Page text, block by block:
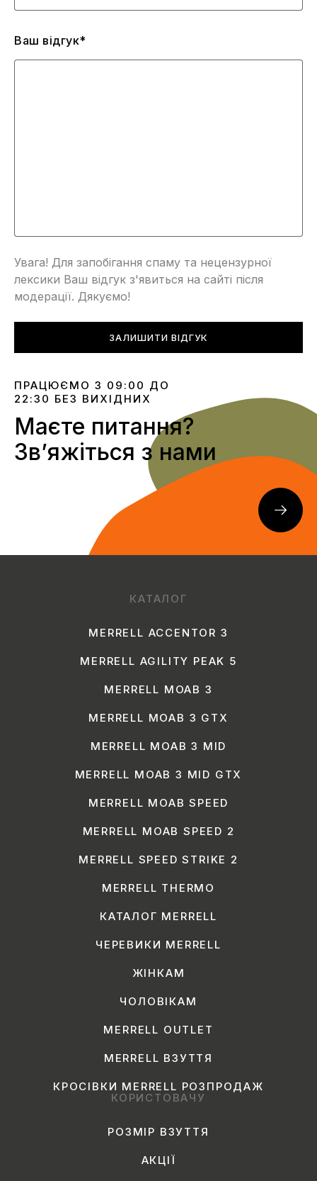
Ваш відгук*
Увага! Для запобігання спаму та нецензурної
лексики Ваш відгук з'явиться на сайті після
модерації. Дякуємо!
ЗАЛИШИТИ ВІДГУК
ПРАЦЮЄМО З 09:00 ДО
22:30 БЕЗ ВИХІДНИХ
Маєте питання?
Звʼяжіться з нами
КАТАЛОГ
MERRELL ACCENTOR 3
MERRELL AGILITY PEAK 5
MERRELL MOAB 3
MERRELL MOAB 3 GTX
MERRELL MOAB 3 MID
MERRELL MOAB 3 MID GTX
MERRELL MOAB SPEED
MERRELL MOAB SPEED 2
MERRELL SPEED STRIKE 2
MERRELL THERMO
КАТАЛОГ MERRELL
ЧЕРЕВИКИ MERRELL
ЖІНКАМ
ЧОЛОВІКАМ
MERRELL OUTLET
MERRELL ВЗУТТЯ
КРОСІВКИ MERRELL РОЗПРОДАЖ
КОРИСТОВАЧУ
РОЗМІР ВЗУТТЯ
АКЦІЇ